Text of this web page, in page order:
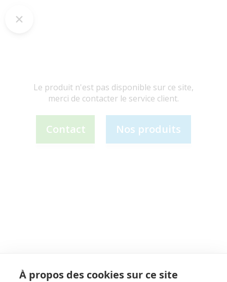
Le produit n'est pas disponible sur ce site,
merci de contacter le service client.
Contact Nos produits
À propos des cookies sur ce site